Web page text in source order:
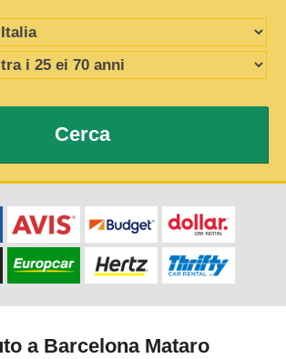
Cerca
a Barcelona Mataro